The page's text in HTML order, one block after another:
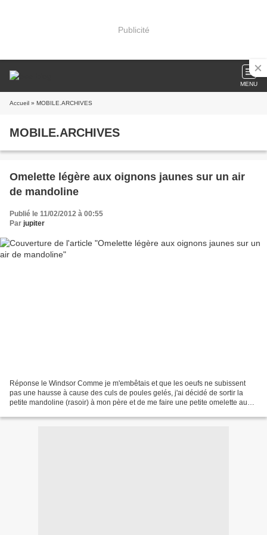
Publicité
MENU
Accueil » MOBILE.ARCHIVES
MOBILE.ARCHIVES
Omelette légère aux oignons jaunes sur un air
de mandoline
Publié le 11/02/2012 à 00:55
Par jupiter
Réponse le Windsor Comme je m'embêtais et que les oeufs ne subissent
pas une hausse à cause des culs de poules gelés, j'ai décidé de sortir la
petite mandoline (rasoir) à mon père et de me faire une petite omelette aux